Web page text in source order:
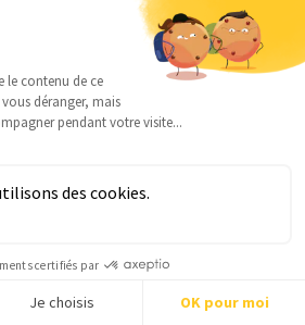
le contenu de ce
déranger, mais
pendant votre visite...
des cookies.
certifiés par
Je choisis OK pour moi
& chocolat